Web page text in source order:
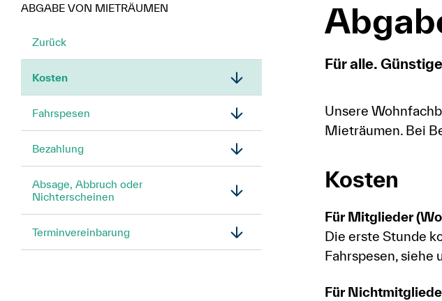
ABGABE VON MIETRÄUMEN
Zurück
Kosten
Fahrspesen
Bezahlung
Absage, Abbruch oder
Nichterscheinen
Terminvereinbarung
Für alle.
Unsere
Mieträumen. Bei
Kosten
Für Mitglieder
Die erste Stunde
Fahrspesen, siehe
Für